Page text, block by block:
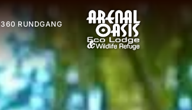
360 RUNDGANG